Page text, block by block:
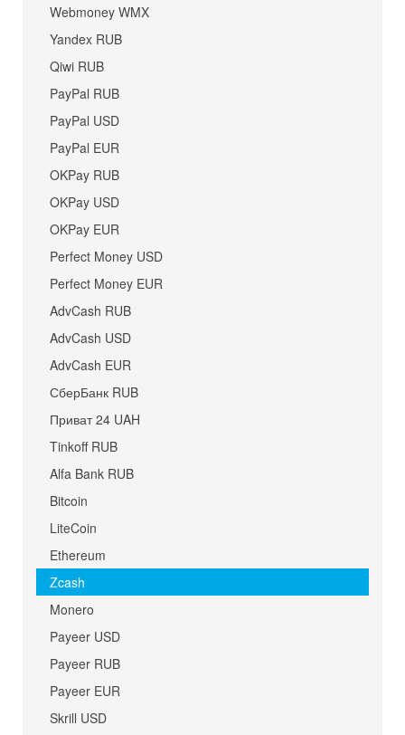
Webmoney WMX
Yandex RUB
Qiwi RUB
PayPal RUB
PayPal USD
PayPal EUR
OKPay RUB
OKPay USD
OKPay EUR
Perfect Money USD
Perfect Money EUR
AdvCash RUB
AdvCash USD
AdvCash EUR
СберБанк RUB
Приват 24 UAH
Tinkoff RUB
Alfa Bank RUB
Bitcoin
LiteCoin
Ethereum
Zcash
Monero
Payeer USD
Payeer RUB
Payeer EUR
Skrill USD